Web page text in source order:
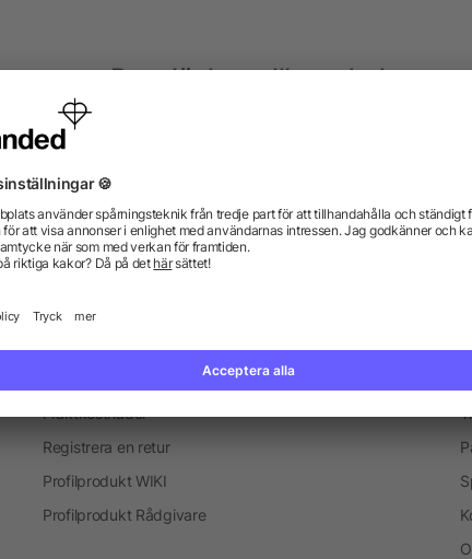
Populär hos allbranded
Fitness armband
Individuella profilprodukter Merchandise-
Fraktkostnader
Registrera en retur
Profilprodukt WIKI
Profilprodukt Rådgivare
Blogg